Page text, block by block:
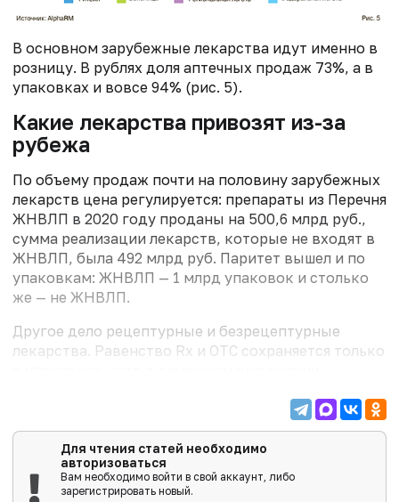
В основном зарубежные лекарства идут именно в
розницу. В рублях доля аптечных продаж 73%, а в
упаковках и вовсе 94% (рис. 5).
Какие лекарства привозят из-за
рубежа
По объему продаж почти на половину зарубежных
лекарств цена регулируется: препараты из Перечня
ЖНВЛП в 2020 году проданы на 500,6 млрд руб.,
сумма реализации лекарств, которые не входят в
ЖНВЛП, была 492 млрд руб. Паритет вышел и по
упаковкам: ЖНВЛП — 1 млрд упаковок и столько
же — не ЖНВЛП.
Другое дело рецептурные и безрецептурные
лекарства. Равенство Rx и OTC сохраняется только
Для чтения статей необходимо
авторизоваться
Вам необходимо войти в свой аккаунт, либо
зарегистрировать новый.